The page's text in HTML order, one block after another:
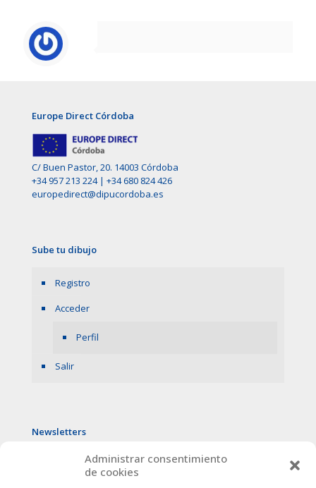
Administrar consentimiento
de cookies
Europe Direct Córdoba
C/ Buen Pastor, 20. 14003 Córdoba
+34 957 213 224| +34 680 824 426
europedirect@dipucordoba.es
Sube tu dibujo
Registro
Acceder
Perfil
Salir
Newsletters